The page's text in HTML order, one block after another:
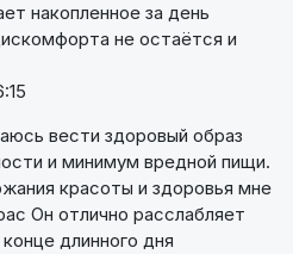
накопленное за день
не остаётся и
вести здоровый образ
и минимум вредной пищи.
красоты и здоровья мне
Он отлично расслабляет
длинного дня